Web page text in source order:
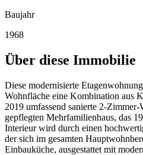
Baujahr
1968
Über diese Immobilie
Diese modernisierte
Wohnfläche eine Kombination aus
2019 umfassend sanierte 2-
gepflegten Mehrfamilienhaus, das
Interieur wird durch einen
der sich im gesamten
Einbauküche, ausgestattet mit